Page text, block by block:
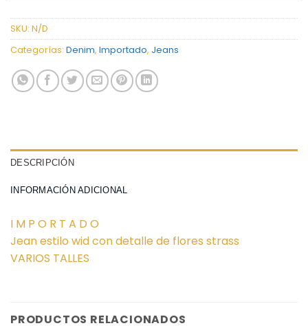
SKU: N/D
Categorías: Denim, Importado, Jeans
DESCRIPCIÓN
INFORMACIÓN ADICIONAL
I M P O R T A D O
Jean estilo wid con detalle de flores strass
VARIOS TALLES
PRODUCTOS RELACIONADOS